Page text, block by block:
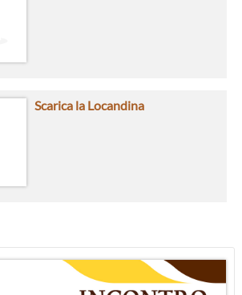
Scarica la Locandina